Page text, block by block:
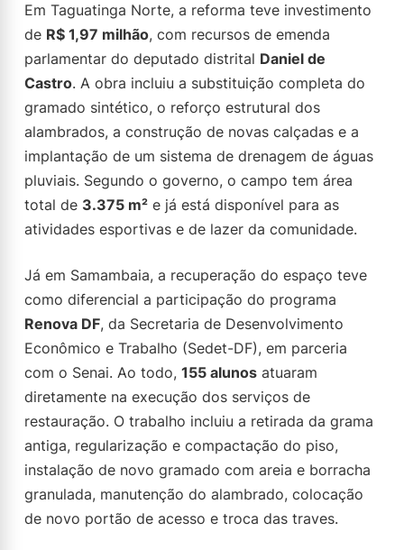
Em Taguatinga Norte, a reforma teve investimento
de R$ 1,97 milhão, com recursos de emenda
parlamentar do deputado distrital Daniel de
Castro. A obra incluiu a substituição completa do
gramado sintético, o reforço estrutural dos
alambrados, a construção de novas calçadas e a
implantação de um sistema de drenagem de águas
pluviais. Segundo o governo, o campo tem área
total de 3.375 m² e já está disponível para as
atividades esportivas e de lazer da comunidade.
Já em Samambaia, a recuperação do espaço teve
como diferencial a participação do programa
Renova DF, da Secretaria de Desenvolvimento
Econômico e Trabalho (Sedet-DF), em parceria
com o Senai. Ao todo, 155 alunos atuaram
diretamente na execução dos serviços de
restauração. O trabalho incluiu a retirada da grama
antiga, regularização e compactação do piso,
instalação de novo gramado com areia e borracha
granulada, manutenção do alambrado, colocação
de novo portão de acesso e troca das traves.